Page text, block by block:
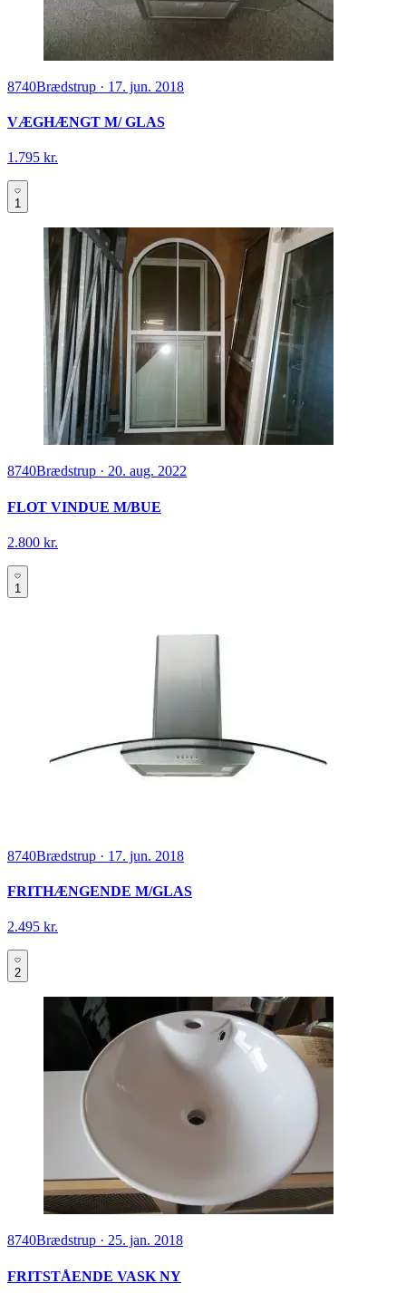
8740Brædstrup · 17. jun. 2018
VÆGHÆNGT M/ GLAS
1.795 kr.
1
8740Brædstrup · 20. aug. 2022
FLOT VINDUE M/BUE
2.800 kr.
1
8740Brædstrup · 17. jun. 2018
FRITHÆNGENDE M/GLAS
2.495 kr.
2
8740Brædstrup · 25. jan. 2018
FRITSTÅENDE VASK NY